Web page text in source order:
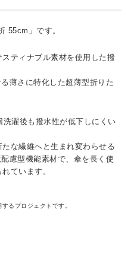
55cm」です。
ティナブル素材を使用した撥
薄さに特化した超薄型折りた
濯後も撥水性が低下しにくい
な繊維へと生まれ変わらせる
慮型機能素材で、傘を長く使
ています。
るプロジェクトです。